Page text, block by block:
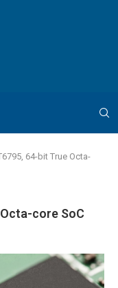
64-bit True Octa-
core SoC